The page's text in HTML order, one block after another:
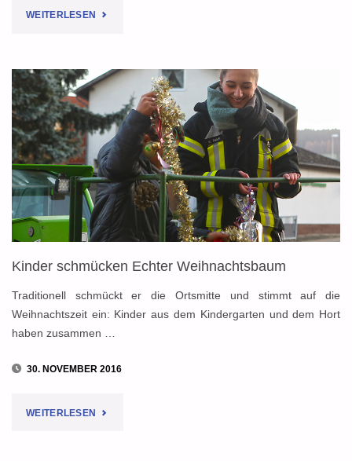
WEITERLESEN "23.
WINTERMARKT:
AKTIONEN,
SPASS U
ND K
ULINARISCHES"
Kinder schmücken Echter Weihnachtsbaum
Traditionell schmückt er die Ortsmitte und stimmt auf die
Weihnachtszeit ein: Kinder aus dem Kindergarten und dem Hort
haben zusammen …
30. NOVEMBER 2016
WEITERLESEN "KINDER